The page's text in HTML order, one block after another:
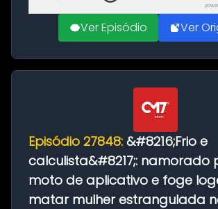
Ver Episódio Ver
Episódio 27848: &#8216;Frio e
calculista&#8217;: namorado
moto de aplicativo e foge
matar mulher estrangulada